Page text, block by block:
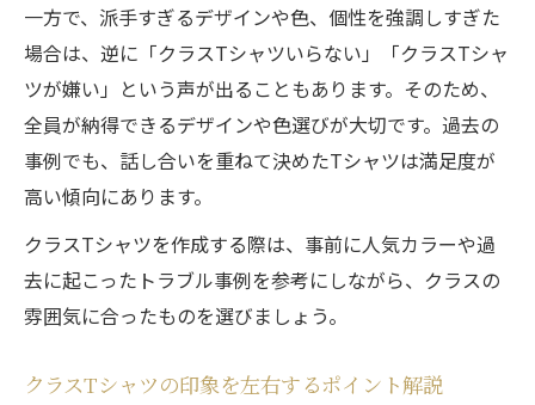
学校Tシャツで個性を表現する色とプリント
クラスTシャツに映えるプリント技法の選び
方
学校Tシャツの印象を決める配色とデザイン
プリントとカラーで印象を高める学校Tシャ
学校Tシャツで差をつける個性派デザイン術
一方で、派手すぎるデザインや色、個性を強調しすぎた
場合は、逆に「クラスTシャツいらない」「クラスTシャ
ツが嫌い」という声が出ることもあります。そのため、
全員が納得できるデザインや色選びが大切です。過去の
事例でも、話し合いを重ねて決めたTシャツは満足度が
高い傾向にあります。
クラスTシャツを作成する際は、事前に人気カラーや過
去に起こったトラブル事例を参考にしながら、クラスの
雰囲気に合ったものを選びましょう。
クラスTシャツの印象を左右するポイント解説